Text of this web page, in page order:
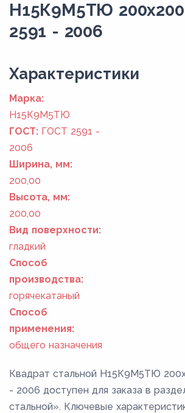
Н15К9М5ТЮ
2591 - 2006
Xарактеристики
Марка:
Н15К9М5ТЮ
ГОСТ: ГОСТ 2591 -
2006
Ширина, мм:
200,00
Высота, мм:
200,00
Вид поверхности:
гладкий
Способ
производства:
горячекатаный
Способ
применения:
общего назначения
Квадрат стальной Н15К9М5ТЮ
- 2006 доступен для заказа в
стальной». Ключевые